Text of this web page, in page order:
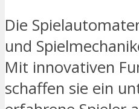
Die
und
Mit innovativen
schaffen sie ein